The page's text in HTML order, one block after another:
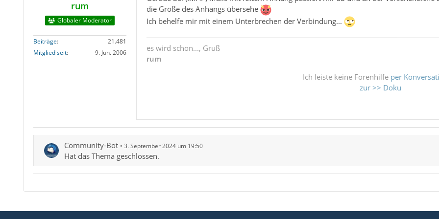
rum
Globaler Moderator
Beiträge
21.481
Mitglied seit
9. Jun. 2006
die Größe des Anhangs übersehe
Ich behelfe mir mit einem Unterbrechen der Verbindung...
es wird schon..., Gruß
rum
Ich leiste keine Forenhilfe per
zur >> Doku
Community-Bot 3. September 2024 um 19:50
Hat das Thema geschlossen.